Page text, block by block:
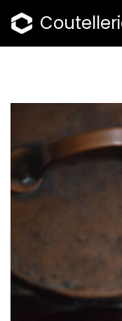
Aller